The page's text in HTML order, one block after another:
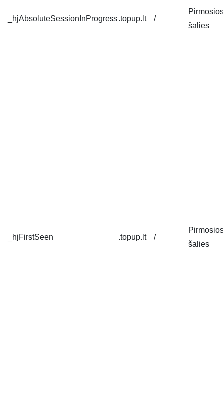
_hjAbsoluteSessionInProgress.topup.lt /
Pirmosios
šalies
_hjFirstSeen .topup.lt /
Pirmosios
šalies